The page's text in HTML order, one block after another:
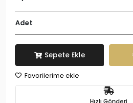
Adet
Sepete Ekle
Favorilerime ekle
Hızlı Gönderi